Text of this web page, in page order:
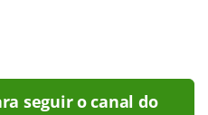
seguir o canal do